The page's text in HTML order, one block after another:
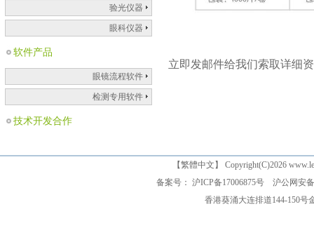
验光仪器
眼科仪器
软件产品
眼镜流程软件
检测专用软件
技术开发合作
立即发邮件给我们索取详细
【繁體中文 】 Copyright(C)2026
备案号： 沪ICP备17006875号
沪公网安
香港葵涌大连排道144-150号